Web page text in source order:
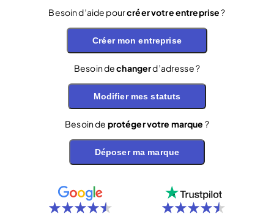
Besoin d’aide pourcréer votre entreprise?
Créer mon entreprise
Besoin dechangerd’adresse ?
Modifier mes statuts
Besoin de protéger votre marque ?
Déposer ma marque